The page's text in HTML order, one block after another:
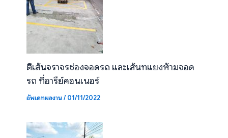
ตีเส้นจราจรช่องจอดรถ และเส้นทแยงห้ามจอด
รถ ที่อารีย์คอนเนอร์
อัพเดทผลงาน/01/11/2022